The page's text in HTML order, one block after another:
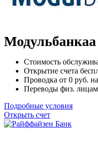
Модульбанкаа
Стоимость
Открытие счета
Проводка от 0 руб.
Переводы физ. лицам
Подробные условия
Открыть счет